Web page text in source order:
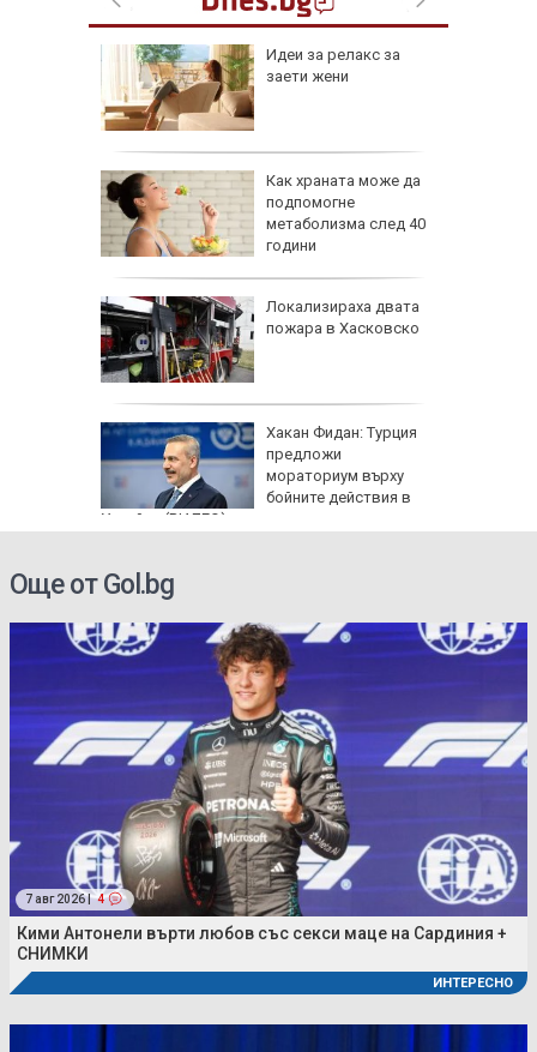
Идеи за релакс за
заети жени
Как храната може да
подпомогне
метаболизма след 40
години
Локализираха двата
пожара в Хасковско
Хакан Фидан: Турция
предложи
мораториум върху
бойните действия в
Украйна (ВИДЕО)
Още от Gol.bg
7 авг 2026 | 4
Кими Антонели върти любов със секси маце на Сардиния +
СНИМКИ
ИНТЕРЕСНО